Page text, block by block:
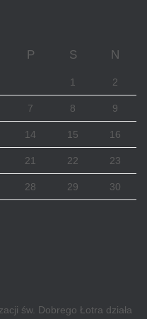
P S N
1 2
7 8 9
14 15 16
21 22 23
28 29 30
św. Dobrego Łotra działa